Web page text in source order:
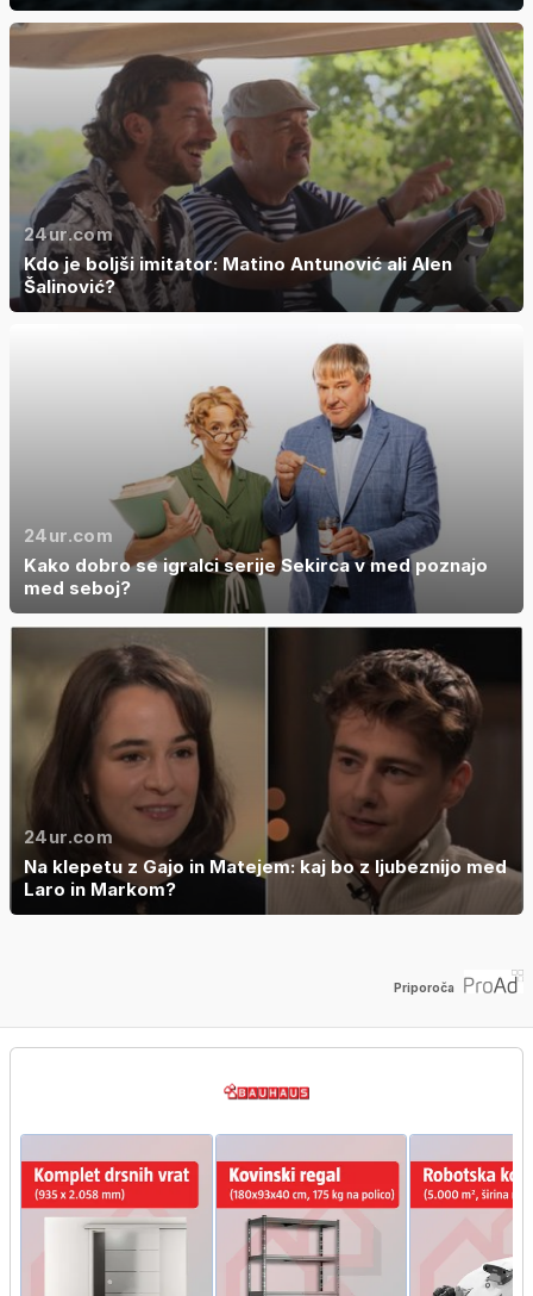
24ur.com
Kdo je boljši imitator: Matino Antunović ali Alen
Šalinović?
24ur.com
Kako dobro se igralci serije Sekirca v med poznajo
med seboj?
24ur.com
Na klepetu z Gajo in Matejem: kaj bo z ljubeznijo med
Laro in Markom?
Priporoča